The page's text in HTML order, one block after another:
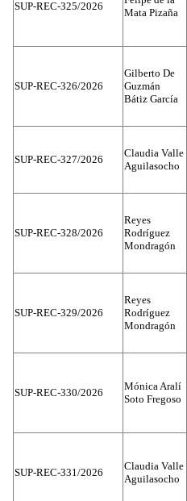
SUP-REC-325/2026
Mata Pizaña
SUP-REC-326/2026
Gilberto De
Guzmán
Bátiz García
SUP-REC-327/2026
Claudia Valle
Aguilasocho
SUP-REC-328/2026
Reyes
Rodríguez
Mondragón
SUP-REC-329/2026
Reyes
Rodríguez
Mondragón
SUP-REC-330/2026
Mónica Aralí
Soto Fregoso
SUP-REC-331/2026
Claudia Valle
Aguilasocho